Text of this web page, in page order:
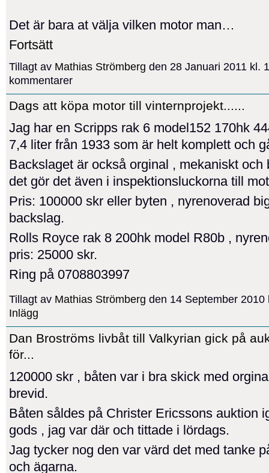
Det är bara at välja vilken motor man…
Fortsätt
Tillagt av Mathias Strömberg den 28 Januari 2011 kl.
kommentarer
Dags att köpa motor till vinternprojekt......
Jag har en Scripps rak 6 model152 170hk
7,4 liter från 1933 som är helt komplett och
Backslaget är också orginal , mekaniskt och
det gör det även i inspektionsluckorna till
Pris: 100000 skr eller byten , nyrenoverad
backslag.
Rolls Royce rak 8 200hk model R80b ,
pris: 25000 skr.
Ring på 0708803997
Tillagt av Mathias Strömberg den 14 September
Inlägg
Dan Broströms livbåt till Valkyrian gick på
för...
120000 skr , båten var i bra skick med
brevid.
Båten såldes på Christer Ericssons auktion
gods , jag var där och tittade i lördags.
Jag tycker nog den var värd det med tanke
och ägarna.